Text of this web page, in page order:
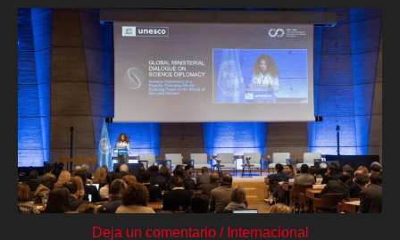
Deja un comentario / Internacional